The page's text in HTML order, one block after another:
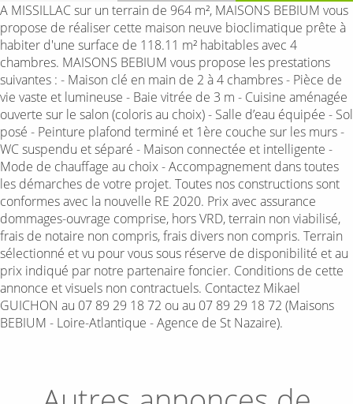
A MISSILLAC sur un terrain de 964 m², MAISONS BEBIUM vous
propose de réaliser cette maison neuve bioclimatique prête à
habiter d'une surface de 118.11 m² habitables avec 4
chambres. MAISONS BEBIUM vous propose les prestations
suivantes : - Maison clé en main de 2 à 4 chambres - Pièce de
vie vaste et lumineuse - Baie vitrée de 3 m - Cuisine aménagée
ouverte sur le salon (coloris au choix) - Salle d’eau équipée - Sol
posé - Peinture plafond terminé et 1ère couche sur les murs -
WC suspendu et séparé - Maison connectée et intelligente -
Mode de chauffage au choix - Accompagnement dans toutes
les démarches de votre projet. Toutes nos constructions sont
conformes avec la nouvelle RE 2020. Prix avec assurance
dommages-ouvrage comprise, hors VRD, terrain non viabilisé,
frais de notaire non compris, frais divers non compris. Terrain
sélectionné et vu pour vous sous réserve de disponibilité et au
prix indiqué par notre partenaire foncier. Conditions de cette
annonce et visuels non contractuels. Contactez Mikael
GUICHON au 07 89 29 18 72 ou au 07 89 29 18 72 (Maisons
BEBIUM - Loire-Atlantique - Agence de St Nazaire).